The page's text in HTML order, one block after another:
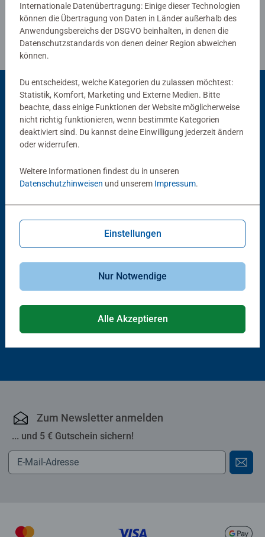
Beliebte Auswahl
Andere Kunden mögen auch
Durchschnittliche Bewertung 4.9 von 5 Sternen.
CHF 40.00
Zum Newsletter anmelden
... und 5 € Gutschein sichern!
Internationale Datenübertragung: Einige dieser Technologien
können die Übertragung von Daten in Länder außerhalb des
Anwendungsbereichs der DSGVO beinhalten, in denen die
Datenschutzstandards von denen deiner Region abweichen
können.
Du entscheidest, welche Kategorien du zulassen möchtest:
Statistik, Komfort, Marketing und Externe Medien. Bitte
beachte, dass einige Funktionen der Website möglicherweise
nicht richtig funktionieren, wenn bestimmte Kategorien
deaktiviert sind. Du kannst deine Einwilligung jederzeit ändern
oder widerrufen.
Weitere Informationen findest du in unseren
Datenschutzhinweisen und unserem Impressum.
Einstellungen
Nur Notwendige
Alle Akzeptieren